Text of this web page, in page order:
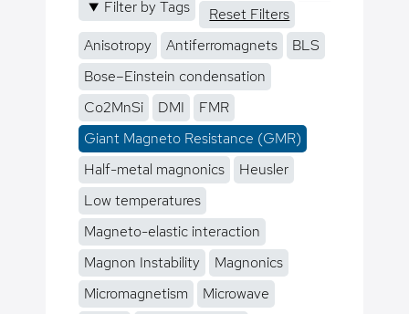
Filter by Tags
Reset Filters
Anisotropy
Antiferromagnets
BLS
Bose–Einstein condensation
Co2MnSi
DMI
FMR
Giant Magneto Resistance (GMR)
Half-metal magnonics
Heusler
Low temperatures
Magneto-elastic interaction
Magnon Instability
Magnonics
Micromagnetism
Microwave